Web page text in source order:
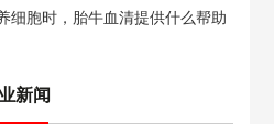
细胞时，胎牛血清提供什么帮助
新闻